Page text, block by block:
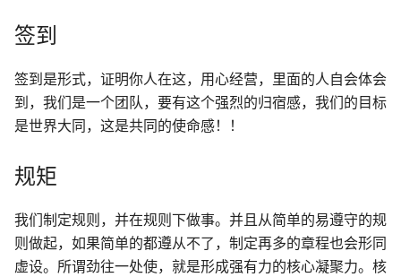
签到
签到是形式，证明你人在这，用心经营，里面的人自会体会
到，我们是一个团队，要有这个强烈的归宿感，我们的目标
是世界大同，这是共同的使命感！！
规矩
我们制定规则，并在规则下做事。并且从简单的易遵守的规
则做起，如果简单的都遵从不了，制定再多的章程也会形同
虚设。所谓劲往一处使，就是形成强有力的核心凝聚力。核